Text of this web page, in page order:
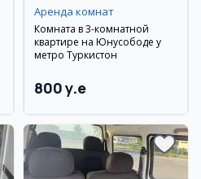
Аренда комнат
Комната в 3-комнатной
квартире на Юнусободе у
метро Туркистон
800 y.e